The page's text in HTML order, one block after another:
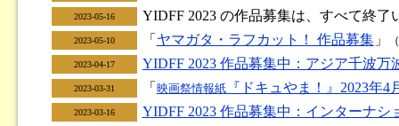
2023-05-16 YIDFF 2023 の作品募集は、すべて終了
2023-05-10 「 ヤマガタ・ラフカット！ 作品募集」
2023-04-17 YIDFF 2023 作品募集中：アジア千波万
2023-03-31 「 映画祭情報紙『ドキュやま！』2023年4
2023-03-16 YIDFF 2023 作品募集中：インターナ